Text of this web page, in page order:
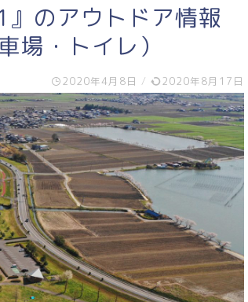
』のアウトドア情報
場・トイレ）
2020年4月8日 / 2020年8月17日